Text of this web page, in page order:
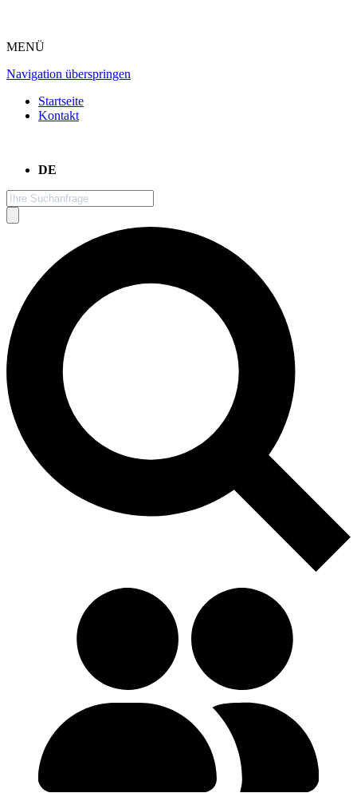
MENÜ
Navigation überspringen
Startseite
Kontakt
DE